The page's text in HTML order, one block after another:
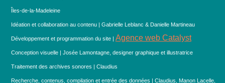
Îles-de-la-Madeleine
Idéation et collaboration au contenu | Gabrielle Leblanc & Danielle Martineau
Développement et programmation du site | Agence web Catalyst
Conception visuelle | Josée Lamontagne, designer graphique et illustratrice
Traitement des archives sonores | Claudius
Recherche, contenus, compilation et entrée des données | Claudius, Manon Lacelle,